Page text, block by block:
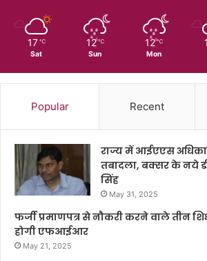
17 ℃
Sat
12 ℃
Sun
12 ℃
Mon
Popular Recent
राज्य में आईएएस
तबादला, बक्सर के नये
सिंह
May 31, 2025
फर्जी प्रमाणपत्र से नौकरी करने वाले तीन
होगी एफआईआर
May 21, 2025